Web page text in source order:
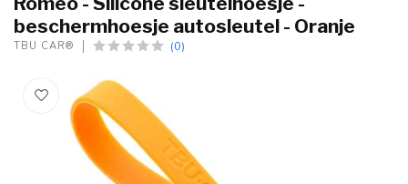
beschermhoesje autosleutel - Oranje
TBU CAR® (0)